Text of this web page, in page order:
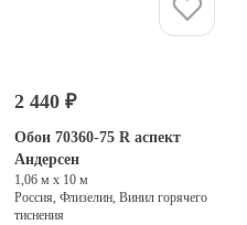
2 440 ₽
Обои 70360-75 R аспект
Андерсен
1,06 м х 10 м
Россия, Флизелин, Винил горячего
тиснения